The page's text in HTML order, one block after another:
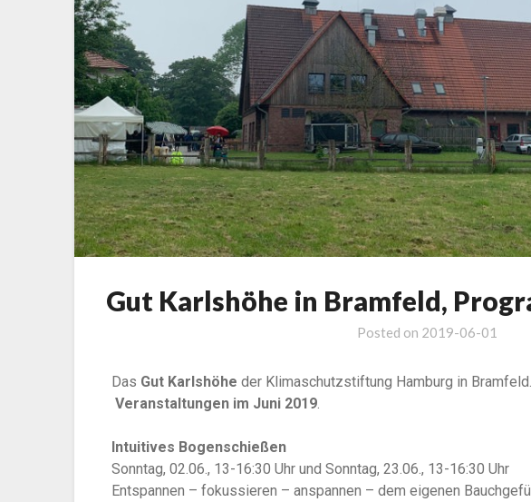
Gut Karlshöhe in Bramfeld,
Posted on 2019-06-01
Das Gut Karlshöheder Klimaschutzstiftung Hamburg in
Veranstaltungen im Juni 2019
Intuitives Bogenschießen
Sonntag, 02.06., 13-16:30 Uhr und Sonntag, 23.06., 13-16:30 Uhr
Entspannen – fokussieren – anspannen – dem eigenen